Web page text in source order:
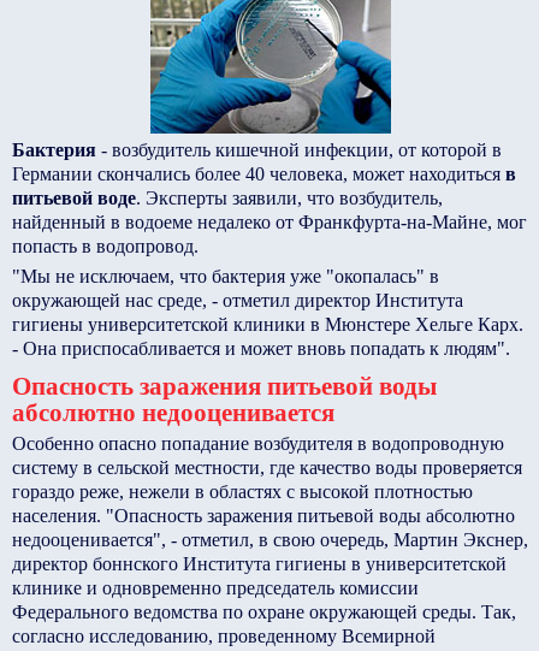
Бактерия - возбудитель кишечной инфекции, от которой в
Германии скончались более 40 человека, может находиться в
питьевой воде. Эксперты заявили, что возбудитель,
найденный в водоеме недалеко от Франкфурта-на-Майне, мог
попасть в водопровод.
"Мы не исключаем, что бактерия уже "окопалась" в
окружающей нас среде, - отметил директор Института
гигиены университетской клиники в Мюнстере Хельге Карх.
- Она приспосабливается и может вновь попадать к людям".
Опасность заражения питьевой воды
абсолютно недооценивается
Особенно опасно попадание возбудителя в водопроводную
систему в сельской местности, где качество воды проверяется
гораздо реже, нежели в областях с высокой плотностью
населения. "Опасность заражения питьевой воды абсолютно
недооценивается", - отметил, в свою очередь, Мартин Экснер,
директор боннского Института гигиены в университетской
клинике и одновременно председатель комиссии
Федерального ведомства по охране окружающей среды. Так,
согласно исследованию, проведенному Всемирной